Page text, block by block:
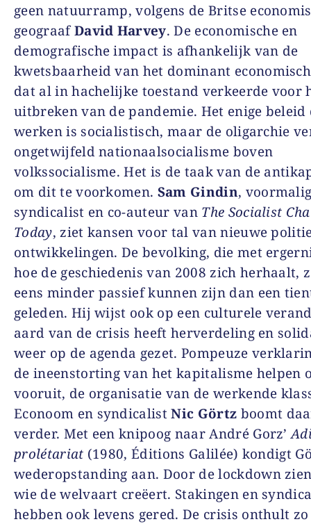
geen natuurramp, volgens de Britse
geograafDavid Harvey. De economische en
demografische impact is afhankelijk van de
kwetsbaarheid van het dominant
dat al in hachelijke toestand verkeerde voor
uitbreken van de pandemie. Het enige beleid
werken is socialistisch, maar de oligarchie
ongetwijfeld nationaalsocialisme boven
volkssocialisme. Het is de taak van de
om dit te voorkomen. Sam Gindin,
syndicalist en co-auteur van The Socialist
Today, ziet kansen voor tal van nieuwe
ontwikkelingen. De bevolking, die met
hoe de geschiedenis van 2008 zich herhaalt,
eens minder passief kunnen zijn dan een
geleden. Hij wijst ook op een culturele
aard van de crisis heeft herverdeling en
weer op de agenda gezet. Pompeuze
de ineenstorting van het kapitalisme helpen
vooruit, de organisatie van de werkende
Econoom en syndicalistNic Görtz boomt
verder. Met een knipoog naar André Gorz’
prolétariat (1980, Éditions Galilée) kondigt
wederopstanding aan. Door de lockdown
wie de welvaart creëert. Stakingen en
hebben ook levens gered. De crisis onthult